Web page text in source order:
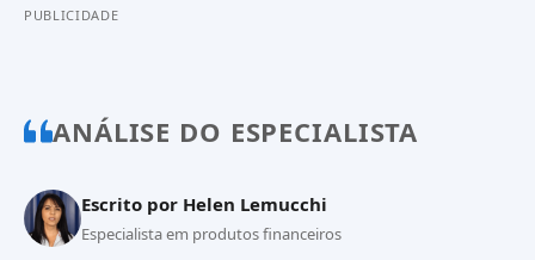
PUBLICIDADE
ANÁLISE DO ESPECIALISTA
Escrito por Helen Lemucchi
Especialista em produtos financeiros